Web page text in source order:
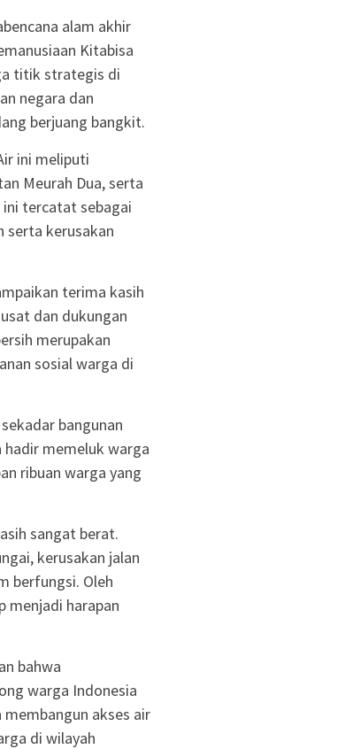
alam akhir
Kitabisa
titik strategis di
negara dan
berjuang bangkit.
ini meliputi
Meurah Dua, serta
tercatat sebagai
serta kerusakan
terima kasih
dan dukungan
merupakan
sosial warga di
bangunan
hadir memeluk warga
ribuan warga yang
sangat berat.
kerusakan jalan
berfungsi. Oleh
menjadi harapan
bahwa
warga Indonesia
akses air
di wilayah